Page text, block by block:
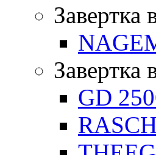
Завертка
Завертка
GD
RASCH